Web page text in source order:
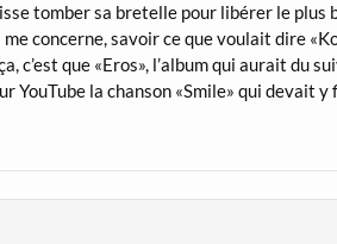
tomber sa bretelle pour libérer le plus
concerne, savoir ce que voulait dire
c’est que «Eros», l’album qui aurait du
YouTube la chanson «Smile» qui devait